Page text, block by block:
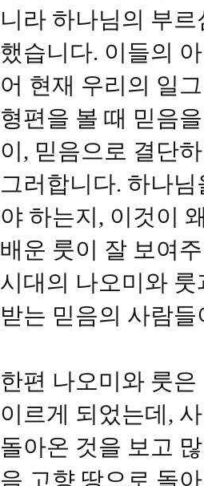
니라 하나님의 부
했습니다. 이들의
어 현재 우리의 일
형편을 볼 때 믿음
이, 믿음으로 결단
그러합니다. 하나
야 하는지, 이것이
배운 룻이 잘 보여
시대의 나오미와
받는 믿음의 사람
한편 나오미와 룻
이르게 되었는데,
돌아온 것을 보고
음 고향 땅으로 돌